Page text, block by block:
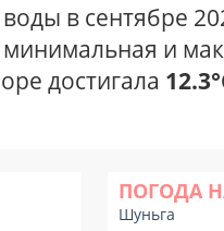
в сентябре
минимальная и
достигала
ПОГОДА
Шуньга